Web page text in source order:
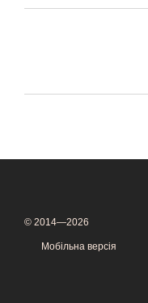
© 2014—2026
Мобільна версія